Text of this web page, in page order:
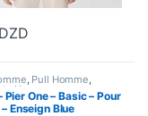
peuvent être
DZDa plusieurs
, Pull Homme,
Homme
Pier One – Basic – Pour
Enseign Blue